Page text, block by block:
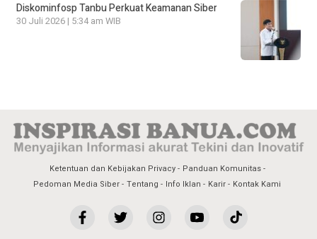
Diskominfosp Tanbu Perkuat Keamanan Siber
30 Juli 2026 | 5:34 am WIB
Ketentuan dan Kebijakan Privacy
Panduan Komunitas
Pedoman Media Siber Tentang Info Iklan Karir Kontak Kami